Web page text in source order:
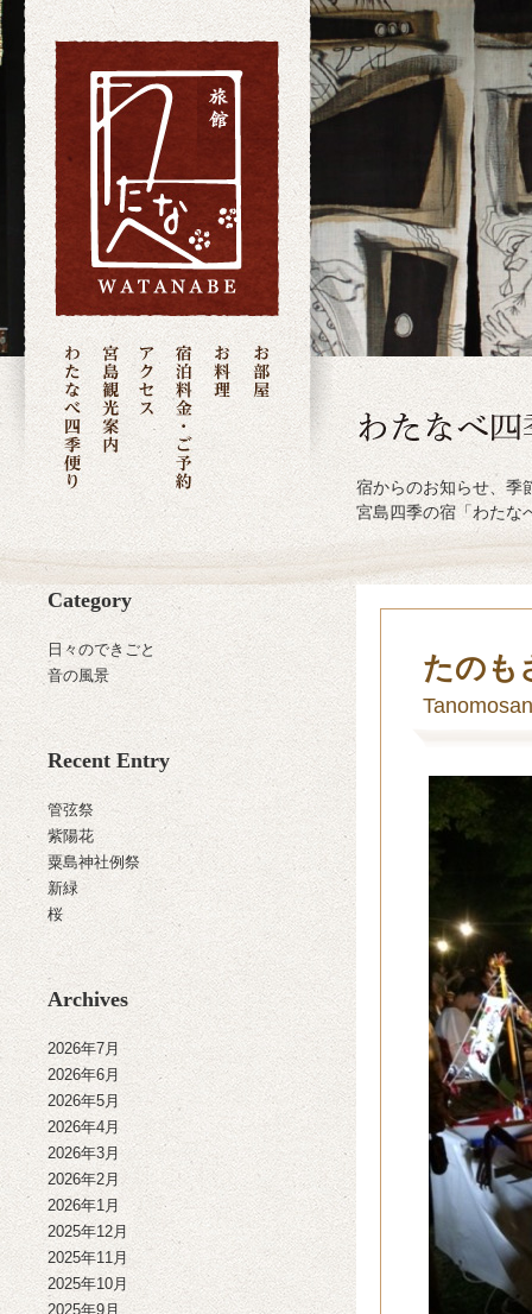
宿からのお知らせ、季
宮島四季の宿「わたな
Category
日々のできごと
音の風景
Recent Entry
管弦祭
紫陽花
粟島神社例祭
新緑
桜
Archives
2026年7月
2026年6月
2026年5月
2026年4月
2026年3月
2026年2月
2026年1月
2025年12月
2025年11月
2025年10月
2025年9月
たのも